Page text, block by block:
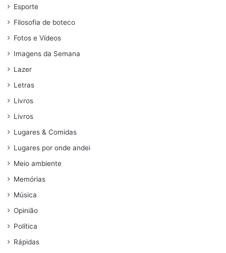
Esporte
Filosofia de boteco
Fotos e Vídeos
Imagens da Semana
Lazer
Letras
Livros
Livros
Lugares & Comidas
Lugares por onde andei
Meio ambiente
Memórias
Música
Opinião
Política
Rápidas